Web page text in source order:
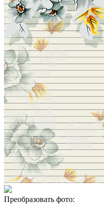
Преобразовать фото: